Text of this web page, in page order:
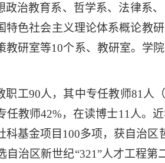
政治教育系、哲学系、法律系
特色社会主义理论体系概论教
教研室等10个系、教研室。学
职工90人，其中专任教师81 人
任教师42%，在读博士11 人。
科基金项目100多项，获自治区
自治区新世纪“321”人才工程